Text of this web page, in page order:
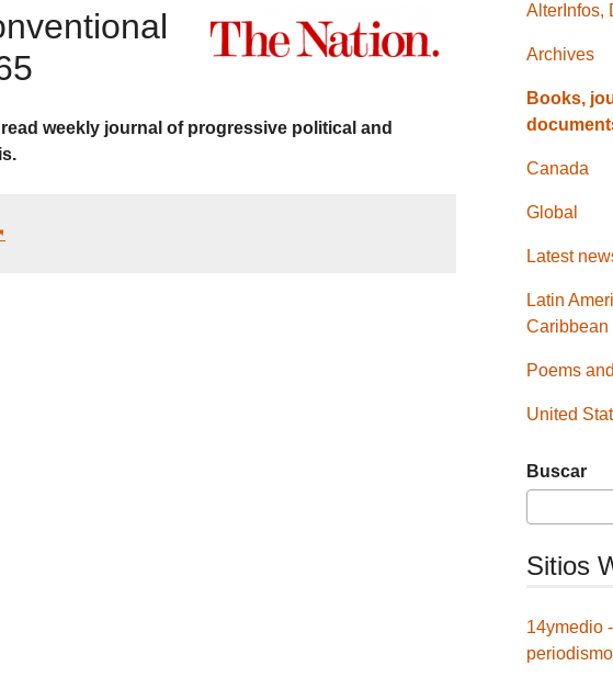
weekly journal of progressive political and
AlterInfos,
Archives
Books,
Canada
Global
Latest
Latin
Caribbean
Poems
United
Buscar
Sitios
14ymedio